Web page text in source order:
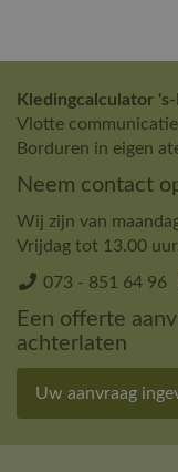
Kledingcalculator
Vlotte
Borduren in eigen
Neem contact
Wij zijn van
Vrijdag tot 13.00
073 - 851 64 96
Een offerte
achterlaten
Uw aanvraag